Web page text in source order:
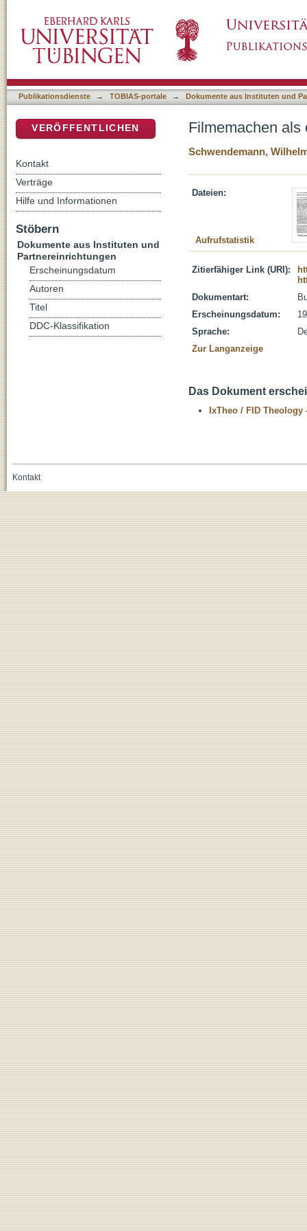
Publikationsdienste → TOBIAS-portale → Dokumente aus Instituten und
Filmemachen
Schwendemann,
Dateien:
Aufrufstatistik
Zitierfähiger Link (URI):
Dokumentart:
Erscheinungsdatum:
Sprache:
Zur Langanzeige
Das Dokument
IxTheo / FID Theology
VERÖFFENTLICHEN
Kontakt
Verträge
Hilfe und Informationen
Stöbern
Dokumente aus Instituten und
Partnereinrichtungen
Erscheinungsdatum
Autoren
Titel
DDC-Klassifikation
Kontakt